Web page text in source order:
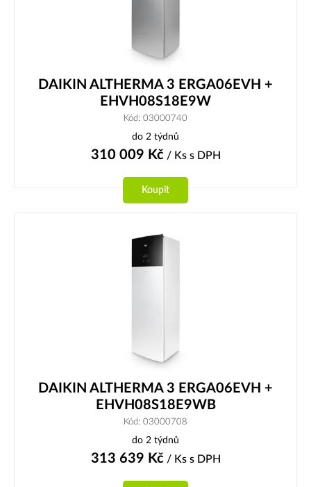
DAIKIN ALTHERMA 3 ERGA06EVH +
EHVH08S18E9W
Kód: 03000740
do 2 týdnů
310 009 Kč/ Ks s DPH
Koupit
DAIKIN ALTHERMA 3 ERGA06EVH +
EHVH08S18E9WB
Kód: 03000708
do 2 týdnů
313 639 Kč/ Ks s DPH